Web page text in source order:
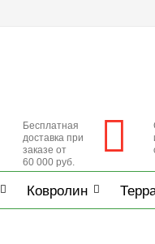
Бесплатная
доставка при
заказе от
60 000 руб.
Ковролин